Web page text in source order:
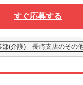
すぐ応募する
部(介護) 長崎支店のその